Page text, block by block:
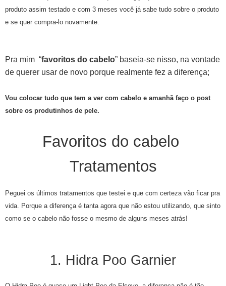
produto assim testado e com 3 meses você já sabe tudo sobre o produto
e se quer compra-lo novamente.
Pra mim “favoritos do cabelo” baseia-se nisso, na vontade
de querer usar de novo porque realmente fez a diferença;
Vou colocar tudo que tem a ver com cabelo e amanhã faço o post
sobre os produtinhos de pele.
Favoritos do cabelo
Tratamentos
Peguei os últimos tratamentos que testei e que com certeza vão ficar pra
vida. Porque a diferença é tanta agora que não estou utilizando, que sinto
como se o cabelo não fosse o mesmo de alguns meses atrás!
1. Hidra Poo Garnier